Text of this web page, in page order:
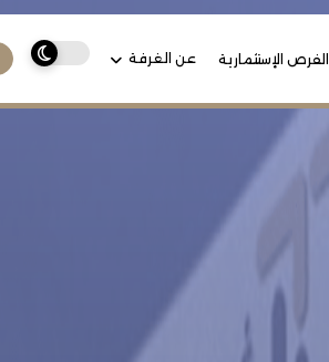
الفرص الإستثمارية عن الغرفة